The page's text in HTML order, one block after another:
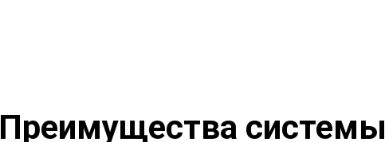
Преимущества системы